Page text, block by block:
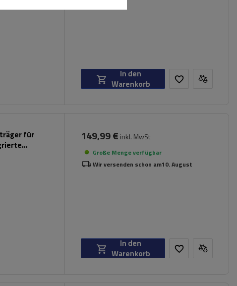
In den
Warenkorb
für
149,99 € inkl. MwSt
Große Menge verfügbar
Wir versenden schon am10. August
In den
Warenkorb